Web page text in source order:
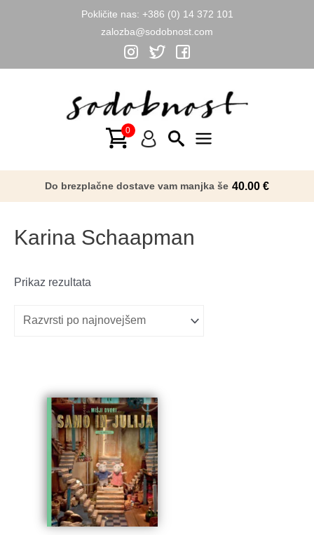
Pokličite nas: +386 (0) 14 372 101
zalozba@sodobnost.com
Menu
Do brezplačne dostave vam manjka še 40.00 €
Karina Schaapman
Prikaz rezultata